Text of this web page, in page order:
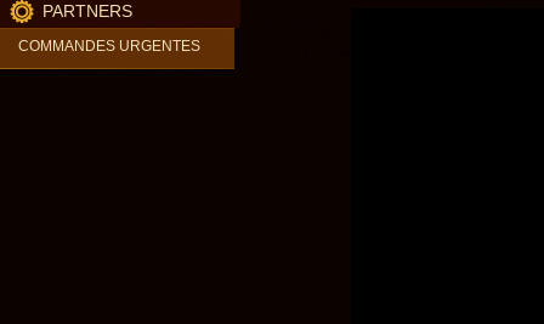
PARTNERS
COMMANDES URGENTES